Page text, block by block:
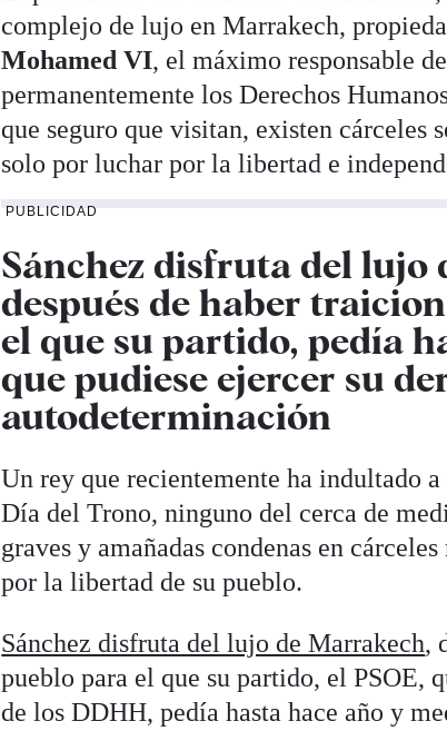
complejo de lujo en Marrakech,
Mohamed VI, el máximo responsable
permanentemente los Derechos
que seguro que visitan, existen cárceles
solo por luchar por la libertad e
PUBLICIDAD
Sánchez disfruta del lujo
después de haber
el que su partido, pedía
que pudiese ejercer su
autodeterminación
Un rey que recientemente ha indultado
Día del Trono, ninguno del cerca de
graves y amañadas condenas en
por la libertad de su pueblo.
Sánchez disfruta del lujo de Marrakech,
pueblo para el que su partido, el PSOE,
de los DDHH, pedía hasta hace año y